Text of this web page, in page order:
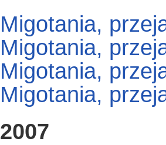
Migotania,
Migotania,
Migotania,
Migotania,
2007